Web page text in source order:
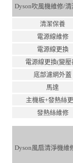
Dyson吹風機維修/清
清潔保養
電源線維修
電源線更換
電源線更換(變壓
底部濾網外蓋
馬達
主機板+發熱絲
發熱絲維修
Dyson風扇清淨機維